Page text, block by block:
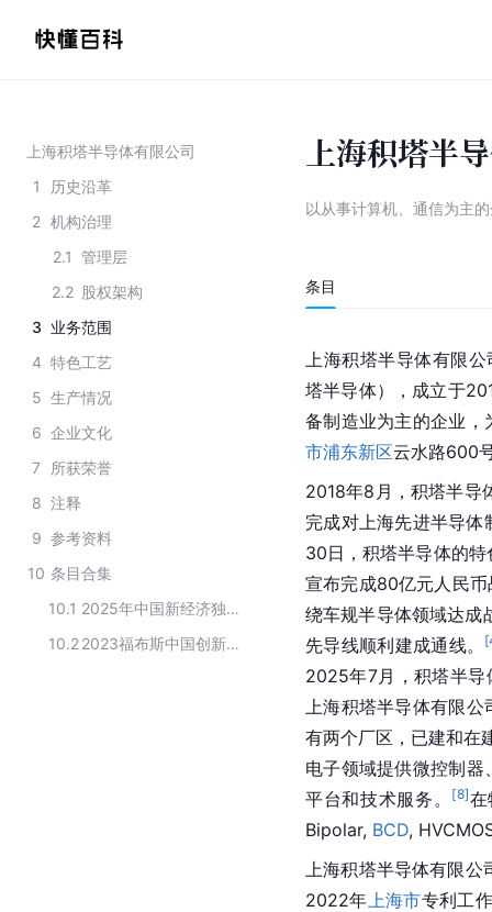
上海积塔半导体有限公司
1
历史沿革
2 机构治理
2.1 管理层
2.2 股权架构
3 业务范围
4 特色工艺
5 生产情况
6 企业文化
7
所获荣誉
8 注释
9 参考资料
10 条目合集
10.1
2025年中国新经济独角兽企业百强榜
10.2
2023福布斯中国创新力企业50强
上海积塔半
以从事计算机、通信为主
条目
上海积塔半导体有限
塔半导体），成立于
备制造业为主的企业，
市浦东新区云水路600
2018年8月，积塔半导
完成对上海先进半导
30日，积塔半导体的
宣布完成80亿元人民
绕车规半导体领域达成
先导线顺利建成通线。 [
2025年7月，积塔半导
上海积塔半导体有限
有两个厂区，已建和在
电子领域提供微控制器
平台和技术服务。
[8]
Bipolar, BCD,
上海积塔半导体有限公
2022年 上海市专利工